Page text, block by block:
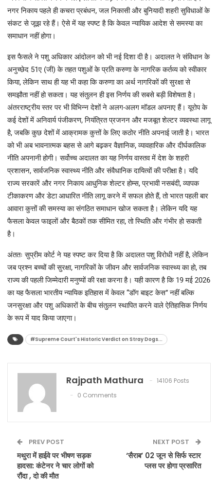
नगर निकाय पहले ही कचरा प्रबंधन, जल निकासी और बुनियादी शहरी सुविधाओं के
संकट से जूझ रहे हैं। ऐसे में यह स्पष्ट है कि केवल न्यायिक आदेश से समस्या का
समाधान नहीं होगा।
इस फैसले ने पशु अधिकार आंदोलन को भी नई दिशा दी है। अदालत ने संविधान के
अनुच्छेद 51ए (जी) के तहत पशुओं के प्रति करुणा के नागरिक कर्तव्य को स्वीकार
किया, लेकिन साथ ही यह भी कहा कि करुणा का अर्थ नागरिकों की सुरक्षा से
समझौता नहीं हो सकता। यह संतुलन ही इस निर्णय की सबसे बड़ी विशेषता है।
अंतरराष्ट्रीय स्तर पर भी विभिन्न देशों ने अलग-अलग मॉडल अपनाए हैं। यूरोप के
कई देशों में अनिवार्य पंजीकरण, नियंत्रित प्रजनन और मजबूत शेल्टर व्यवस्था लागू
है, जबकि कुछ देशों में आक्रामक कुत्तों के लिए कठोर नीति अपनाई जाती है। भारत
को भी अब भावनात्मक बहस से आगे बढ़कर वैज्ञानिक, व्यावहारिक और दीर्घकालिक
नीति अपनानी होगी। सर्वोच्च अदालत का यह निर्णय वास्तव में देश के शहरी
प्रशासन, सार्वजनिक स्वास्थ्य नीति और संवैधानिक दायित्वों की परीक्षा है। यदि
राज्य सरकारें और नगर निकाय आधुनिक शेल्टर होम्स, प्रभावी नसबंदी, व्यापक
टीकाकरण और डेटा आधारित नीति लागू करने में सफल होते हैं, तो भारत पहली बार
आवारा कुत्तों की समस्या का संगठित समाधान खोज सकता है। लेकिन यदि यह
फैसला केवल फाइलों और बैठकों तक सीमित रहा, तो स्थिति और गंभीर हो सकती
है।
अंततः सुप्रीम कोर्ट ने यह स्पष्ट कर दिया है कि अदालत पशु विरोधी नहीं है, लेकिन
जब प्रश्न बच्चों की सुरक्षा, नागरिकों के जीवन और सार्वजनिक स्वास्थ्य का हो, तब
राज्य की पहली जिम्मेदारी मनुष्यों की रक्षा करना है। यही कारण है कि 19 मई 2026
का यह फैसला भारतीय न्यायिक इतिहास में केवल “डॉग बाइट केस” नहीं बल्कि
जनसुरक्षा और पशु अधिकारों के बीच संतुलन स्थापित करने वाले ऐतिहासिक निर्णय
के रूप में याद किया जाएगा।
#Supreme Court's Historic Verdict on Stray Dogs...
Rajpath Mathura
14106 Posts
0 Comments
PREV POST
मथुरा में हाईवे पर भीषण सड़क
हादसा: कंटेनर ने चार लोगों को
रौंदा , दो की मौत
NEXT POST
‘सैराब’ 02 जून से सिर्फ स्टार
प्लस पर होगा प्रसारित